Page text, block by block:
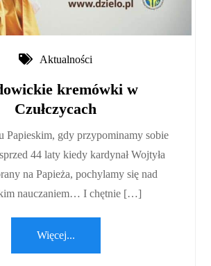
Aktualności
kremówki w
Czułczycach
gdy przypominamy sobie
44 laty kiedy kardynał Wojtyła
na Papieża, pochylamy się nad
nauczaniem… I chętnie […]
Więcej...